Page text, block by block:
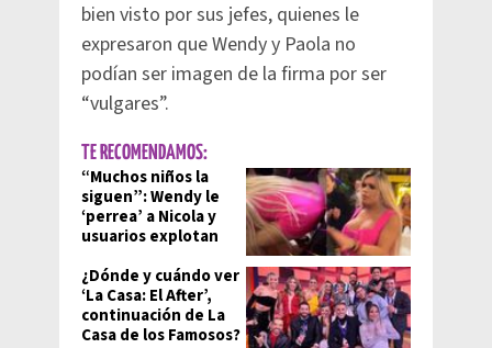
bien visto por sus jefes, quienes le
expresaron que Wendy y Paola no
podían ser imagen de la firma por ser
“vulgares”.
TE RECOMENDAMOS:
“Muchos niños la
siguen”: Wendy le
‘perrea’ a Nicola y
usuarios explotan
¿Dónde y cuándo ver
‘La Casa: El After’,
continuación de La
Casa de los Famosos?